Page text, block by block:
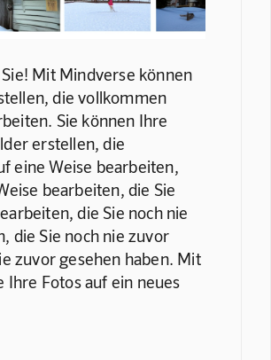
Mit Mindverse können
die vollkommen
Sie können Ihre
erstellen, die
eine Weise bearbeiten,
bearbeiten, die Sie
die Sie noch nie
die Sie noch nie zuvor
zuvor gesehen haben. Mit
Fotos auf ein neues